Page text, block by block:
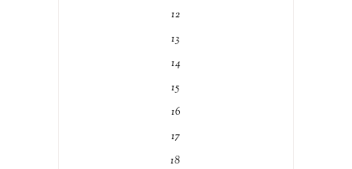
12
13
14
15
16
17
18